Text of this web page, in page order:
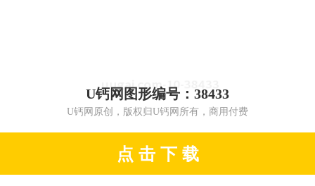
U钙网图形编号：38433
U钙网原创，版权归U钙网所有，商用付费
点 击 下 载